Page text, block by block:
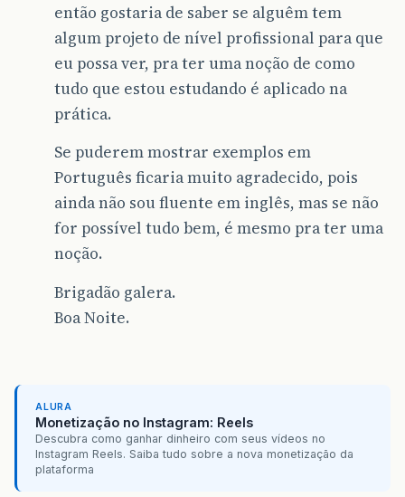
então gostaria de saber se alguêm tem
algum projeto de nível profissional para que
eu possa ver, pra ter uma noção de como
tudo que estou estudando é aplicado na
prática.
Se puderem mostrar exemplos em
Português ficaria muito agradecido, pois
ainda não sou fluente em inglês, mas se não
for possível tudo bem, é mesmo pra ter uma
noção.
Brigadão galera.
Boa Noite.
ALURA
Monetização no Instagram: Reels
Descubra como ganhar dinheiro com seus vídeos no
Instagram Reels. Saiba tudo sobre a nova monetização da
plataforma